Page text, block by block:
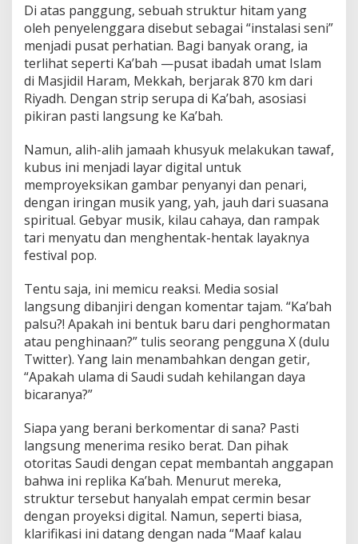
Di atas panggung, sebuah struktur hitam yang
oleh penyelenggara disebut sebagai “instalasi seni”
menjadi pusat perhatian. Bagi banyak orang, ia
terlihat seperti Ka’bah —pusat ibadah umat Islam
di Masjidil Haram, Mekkah, berjarak 870 km dari
Riyadh. Dengan strip serupa di Ka’bah, asosiasi
pikiran pasti langsung ke Ka’bah.
Namun, alih-alih jamaah khusyuk melakukan tawaf,
kubus ini menjadi layar digital untuk
memproyeksikan gambar penyanyi dan penari,
dengan iringan musik yang, yah, jauh dari suasana
spiritual. Gebyar musik, kilau cahaya, dan rampak
tari menyatu dan menghentak-hentak layaknya
festival pop.
Tentu saja, ini memicu reaksi. Media sosial
langsung dibanjiri dengan komentar tajam. “Ka’bah
palsu?! Apakah ini bentuk baru dari penghormatan
atau penghinaan?” tulis seorang pengguna X (dulu
Twitter). Yang lain menambahkan dengan getir,
“Apakah ulama di Saudi sudah kehilangan daya
bicaranya?”
Siapa yang berani berkomentar di sana? Pasti
langsung menerima resiko berat. Dan pihak
otoritas Saudi dengan cepat membantah anggapan
bahwa ini replika Ka’bah. Menurut mereka,
struktur tersebut hanyalah empat cermin besar
dengan proyeksi digital. Namun, seperti biasa,
klarifikasi ini datang dengan nada “Maaf kalau